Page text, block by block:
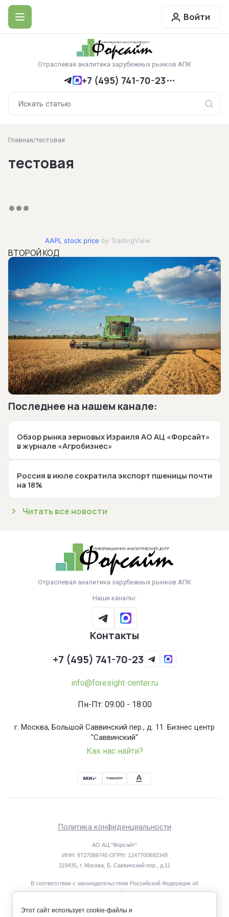
Войти
Отраслевая аналитика зарубежных рынков АПК
+7 (495) 741-70-23
Последнее на нашем канале:
Обзор рынка зерновых Израиля АО АЦ «Форсайт»
в журнале «Агробизнес»
Россия в июле сократила экспорт пшеницы почти
на 18%
Читать все новости
Главная/тестовая
тестовая
AAPL stock price by TradingView
ВТОРОЙ КОД
Отраслевая аналитика зарубежных рынков АПК
Наши каналы:
Контакты
+7 (495) 741-70-23
info@foresight-center.ru
Пн-Пт: 09:00 - 18:00
г. Москва, Большой Саввинский пер., д. 11. Бизнес центр
"Саввинский"
Как нас найти?
Политика конфиденциальности
АО АЦ "Форсайт"
ИНН: 9727089745 ОГРН: 1247700692348
119435, г. Москва, Б. Саввинский пер., д.11
В соответствии с законодательством Российской Федерации об
охране результатов интеллектуальной деятельности исключительные
center.ru, принадлежат АО АЦ «Форсайт».
Этот сайт использует cookie-файлы и